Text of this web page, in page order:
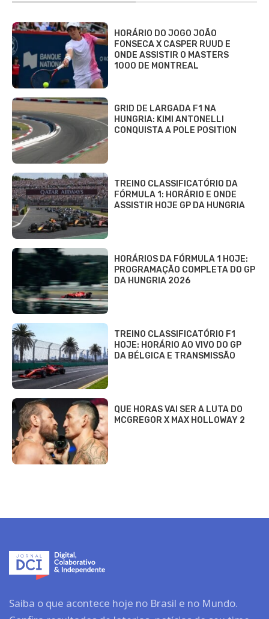
HORÁRIO DO JOGO JOÃO
FONSECA X CASPER RUUD E
ONDE ASSISTIR O MASTERS
1000 DE MONTREAL
GRID DE LARGADA F1 NA
HUNGRIA: KIMI ANTONELLI
CONQUISTA A POLE POSITION
TREINO CLASSIFICATÓRIO DA
FÓRMULA 1: HORÁRIO E ONDE
ASSISTIR HOJE GP DA HUNGRIA
HORÁRIOS DA FÓRMULA 1 HOJE:
PROGRAMAÇÃO COMPLETA DO GP
DA HUNGRIA 2026
TREINO CLASSIFICATÓRIO F1
HOJE: HORÁRIO AO VIVO DO GP
DA BÉLGICA E TRANSMISSÃO
QUE HORAS VAI SER A LUTA DO
MCGREGOR X MAX HOLLOWAY 2
Saiba o que acontece hoje no Brasil e no Mundo.